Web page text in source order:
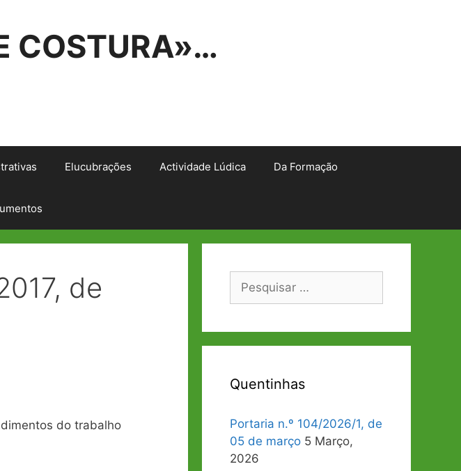
COSTURA»…
Elucubrações Actividade Lúdica Da Formação
de
do trabalho
Pesquisar
Quentinhas
Portaria n.º 104/2026/1, de
05 de março 5 Março,
2026